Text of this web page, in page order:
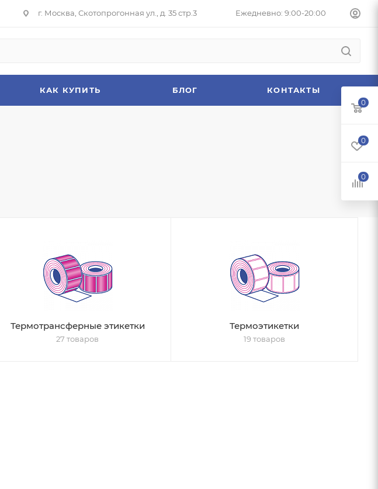
г. Москва, Скотопрогонная ул., д. 35 стр.3 Ежедневно: 9:00-20:00
КАК КУПИТЬ БЛОГ КОНТАКТЫ
Термотрансферные этикетки
27 товаров
Термоэтикетки
19 товаров
0
0
0